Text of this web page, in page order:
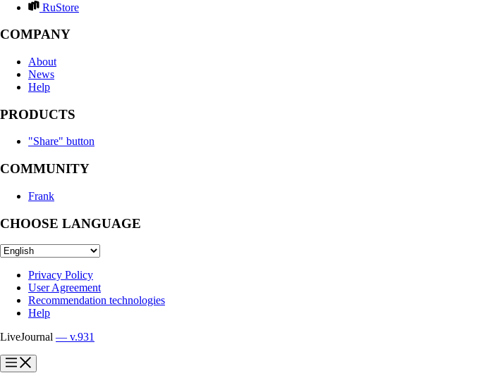
RuStore
COMPANY
About
News
Help
PRODUCTS
"Share" button
COMMUNITY
Frank
CHOOSE LANGUAGE
Privacy Policy
User Agreement
Recommendation technologies
Help
LiveJournal — v.931
?
?